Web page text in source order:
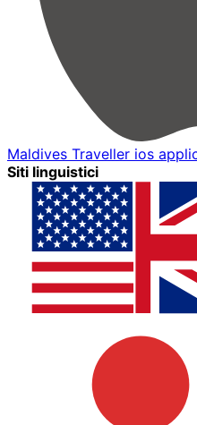
Maldives Traveller ios
Siti linguistici